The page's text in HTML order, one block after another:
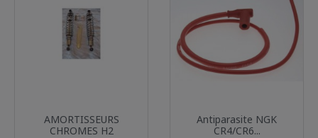
AMORTISSEURS
CHROMES H2
Antiparasite NGK
CR4/CR6...